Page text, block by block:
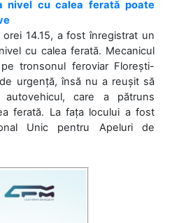
nivel cu calea ferată poate
14.15, a fost înregistrat un
cu calea ferată. Mecanicul
tronsonul feroviar Florești-
urgență, însă nu a reușit să
care a pătruns
ferată. La fața locului a fost
Unic pentru Apeluri de